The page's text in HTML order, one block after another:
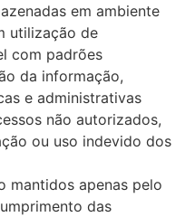
em ambiente
utilização de
com padrões
da informação,
e administrativas
não autorizados,
ou uso indevido dos
mantidos apenas pelo
das